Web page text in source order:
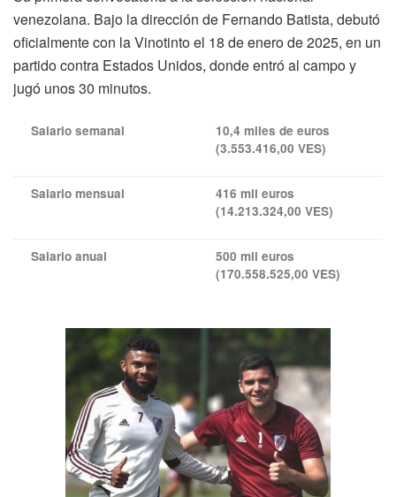
venezolana. Bajo la dirección de Fernando Batista, debutó
oficialmente con la Vinotinto el 18 de enero de 2025, en un
partido contra Estados Unidos, donde entró al campo y
jugó unos 30 minutos.
Salario semanal
10,4 miles de euros
(3.553.416,00 VES)
Salario mensual
416 mil euros
(14.213.324,00 VES)
Salario anual
500 mil euros
(170.558.525,00 VES)